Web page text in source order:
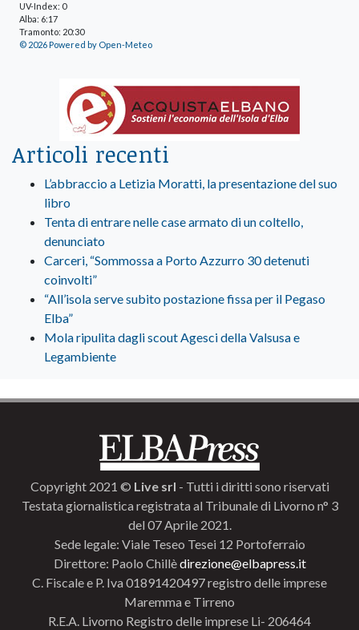
UV-Index: 0
Alba: 6:17
Tramonto: 20:30
© 2026 Powered by Open-Meteo
Articoli recenti
L’abbraccio a Letizia Moratti, la presentazione del suo
libro
Tenta di entrare nelle case armato di un coltello,
denunciato
Carceri, “Sommossa a Porto Azzurro 30 detenuti
coinvolti”
“All’isola serve subito postazione fissa per il Pegaso
Elba”
Mola ripulita dagli scout Agesci della Valsusa e
Legambiente
Copyright 2021 © Live srl - Tutti i diritti sono riservati
Testata giornalistica registrata al Tribunale di Livorno n° 3
del 07 Aprile 2021.
Sede legale: Viale Teseo Tesei 12 Portoferraio
Direttore: Paolo Chillèdirezione@elbapress.it
C. Fiscale e P. Iva 01891420497 registro delle imprese
Maremma e Tirreno
R.E.A. Livorno Registro delle imprese Li- 206464